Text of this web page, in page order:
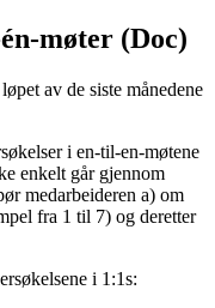
møter (Doc)
av de siste månedene
i en-til-en-møtene
enkelt går gjennom
medarbeideren a) om
fra 1 til 7) og deretter
i 1:1s: